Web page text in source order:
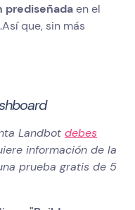
prediseñadaen el
que, sin más
Landbot debes
información de la
prueba gratis de 5